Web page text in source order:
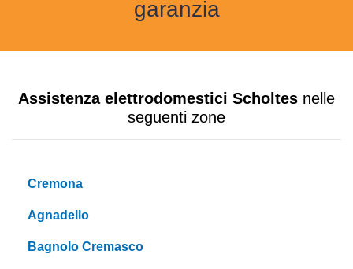
garanzia
Assistenza elettrodomestici Scholtes nelle
seguenti zone
Cremona
Agnadello
Bagnolo Cremasco